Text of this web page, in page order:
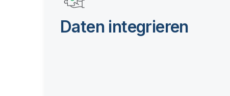
Daten integrieren